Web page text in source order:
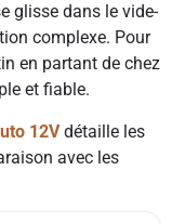
glisse dans le vide-
complexe. Pour
en partant de chez
et fiable.
12Vdétaille les
avec les